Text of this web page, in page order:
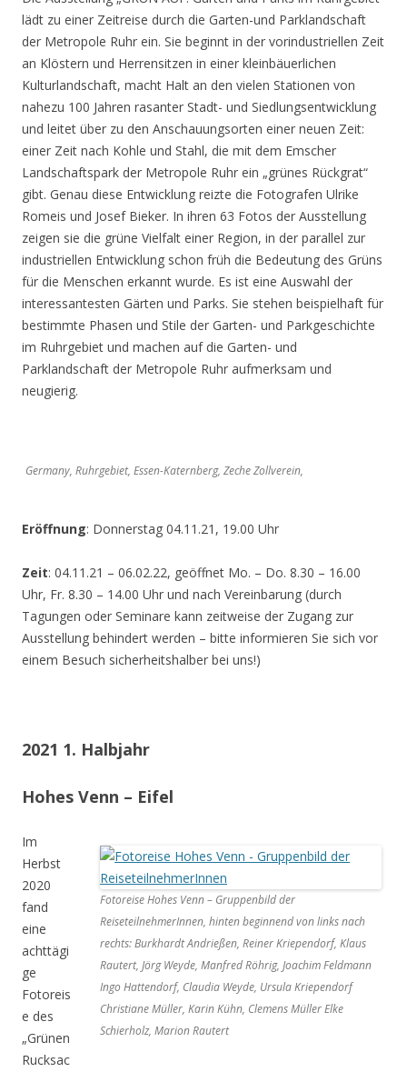
lädt zu einer Zeitreise durch die Garten-und Parklandschaft
der Metropole Ruhr ein. Sie beginnt in der vorindustriellen Zeit
an Klöstern und Herrensitzen in einer kleinbäuerlichen
Kulturlandschaft, macht Halt an den vielen Stationen von
nahezu 100 Jahren rasanter Stadt- und Siedlungsentwicklung
und leitet über zu den Anschauungsorten einer neuen Zeit:
einer Zeit nach Kohle und Stahl, die mit dem Emscher
Landschaftspark der Metropole Ruhr ein „grünes Rückgrat“
gibt. Genau diese Entwicklung reizte die Fotografen Ulrike
Romeis und Josef Bieker. In ihren 63 Fotos der Ausstellung
zeigen sie die grüne Vielfalt einer Region, in der parallel zur
industriellen Entwicklung schon früh die Bedeutung des Grüns
für die Menschen erkannt wurde. Es ist eine Auswahl der
interessantesten Gärten und Parks. Sie stehen beispielhaft für
bestimmte Phasen und Stile der Garten- und Parkgeschichte
im Ruhrgebiet und machen auf die Garten- und
Parklandschaft der Metropole Ruhr aufmerksam und
neugierig.
Germany, Ruhrgebiet, Essen-Katernberg, Zeche Zollverein,
Eröffnung: Donnerstag 04.11.21, 19.00 Uhr
Zeit: 04.11.21 – 06.02.22, geöffnet Mo. – Do. 8.30 – 16.00
Uhr, Fr. 8.30 – 14.00 Uhr und nach Vereinbarung (durch
Tagungen oder Seminare kann zeitweise der Zugang zur
Ausstellung behindert werden – bitte informieren Sie sich vor
einem Besuch sicherheitshalber bei uns!)
2021 1. Halbjahr
Hohes Venn – Eifel
Fotoreise Hohes Venn – Gruppenbild der
ReiseteilnehmerInnen, hinten beginnend von links nach
rechts: Burkhardt Andrießen, Reiner Kriependorf, Klaus
Rautert, Jörg Weyde, Manfred Röhrig, Joachim Feldmann
Ingo Hattendorf, Claudia Weyde, Ursula Kriependorf
Christiane Müller, Karin Kühn, Clemens Müller Elke
Schierholz, Marion Rautert
Im
Herbst
2020
fand
eine
achttägi
ge
Fotoreis
e des
„Grünen
Rucksac